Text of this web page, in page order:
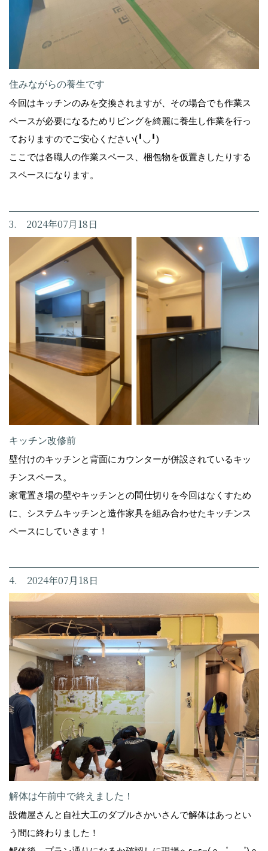
住みながらの養生です
今回はキッチンのみを交換されますが、その場合でも作業ス
ペースが必要になるためリビングを綺麗に養生し作業を行っ
ておりますのでご安心ください(╹◡╹)
ここでは各職人の作業スペース、梱包物を仮置きしたりする
スペースになります。
3. 2024年07月18日
キッチン改修前
壁付けのキッチンと背面にカウンターが併設されているキッ
チンスペース。
家電置き場の壁やキッチンとの間仕切りを今回はなくすため
に、システムキッチンと造作家具を組み合わせたキッチンス
ペースにしていきます！
4. 2024年07月18日
解体は午前中で終えました！
設備屋さんと自社大工のダブルさかいさんで解体はあっとい
う間に終わりました！